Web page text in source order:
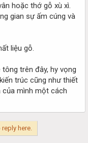
hoặc thớ gỗ xù xì.
gian sự ấm cúng và
liệu gỗ.
trên đây, hy vọng
trúc cũng như thiết
của mình một cách
here.